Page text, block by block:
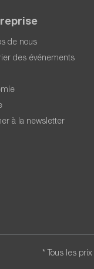
de nous
des événements
à la newsletter
* Tous les